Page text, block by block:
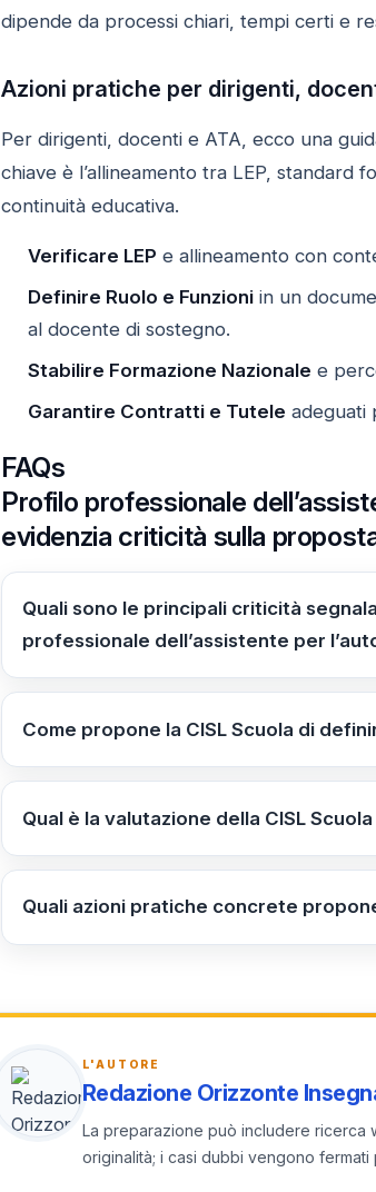
dipende da processi chiari, tempi certi e
Azioni pratiche per dirigenti,
Per dirigenti, docenti e ATA, ecco una
chiave è l’allineamento tra LEP, standard
continuità educativa.
Verificare LEP e allineamento con
Definire Ruolo e Funzioniin un
al docente di sostegno.
Stabilire Formazione Nazionale e
Garantire Contratti e Tutele adeguati
FAQs
Profilo professionale
evidenzia criticità sulla
Quali sono le principali criticità
professionale dell’assistente per
Segnali della CISL Scuola:
Come propone la CISL Scuola di
Proposte: standard formativi nazionali
Qual è la valutazione della CISL
Rischio di ricorso a contratti esterni e
Quali azioni pratiche concrete
Verificare LEP e allineamento locale;
L'AUTORE
Redazione Orizzonte
La preparazione può includere ricerca
originalità; i casi dubbi vengono